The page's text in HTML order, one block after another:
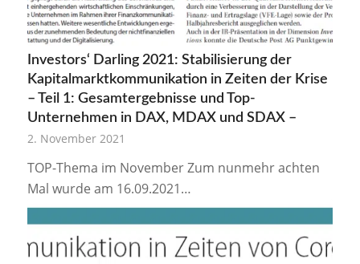
Investors‘ Darling 2021: Stabilisierung der
Kapitalmarktkommunikation in Zeiten der Krise
– Teil 1: Gesamtergebnisse und Top-
Unternehmen in DAX, MDAX und SDAX –
2. November 2021
TOP-Thema im November Zum nunmehr achten
Mal wurde am 16.09.2021…